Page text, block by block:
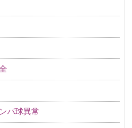
パ球異常